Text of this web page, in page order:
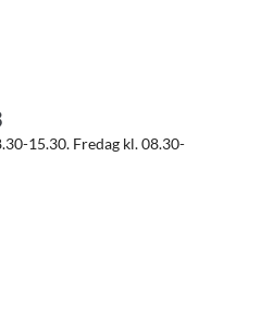
15.30. Fredag kl. 08.30-